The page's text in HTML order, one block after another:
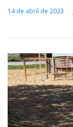
14 de abril de 2023